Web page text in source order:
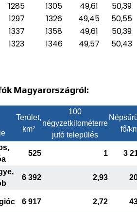
1285 1305 49,61
50,39
1297 1326 49,45
50,55
1337 1358 49,61
50,39
1323 1346 49,57 50,43
Magyarországról:
Terület,
km²
100
négyzetkilométerre
jutó település
fő/
525 1 3
6 392 2,93
6 917 2,72